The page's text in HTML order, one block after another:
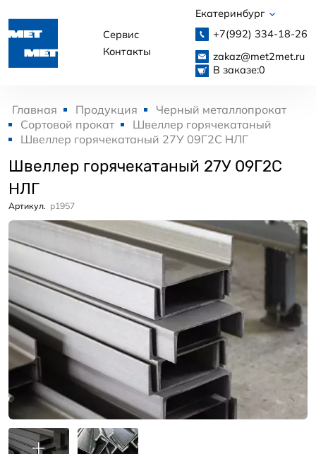
Сервис
Контакты
Екатеринбург
+7(992) 334-18-26
zakaz@met2met.ru
В заказе:0
Главная Продукция
Черный металлопрокат
Сортовой прокат
Швеллер горячекатаный
Швеллер горячекатаный 27У 09Г2С НЛГ
Швеллер горячекатаный 27У 09Г2С
НЛГ
Артикул. p1957